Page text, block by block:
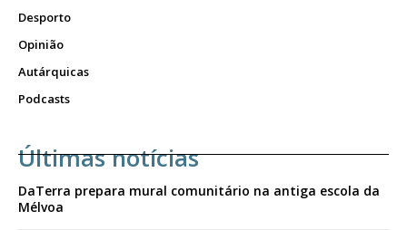
Desporto
Opinião
Autárquicas
Podcasts
Últimas notícias
DaTerra prepara mural comunitário na antiga escola da
Mélvoa